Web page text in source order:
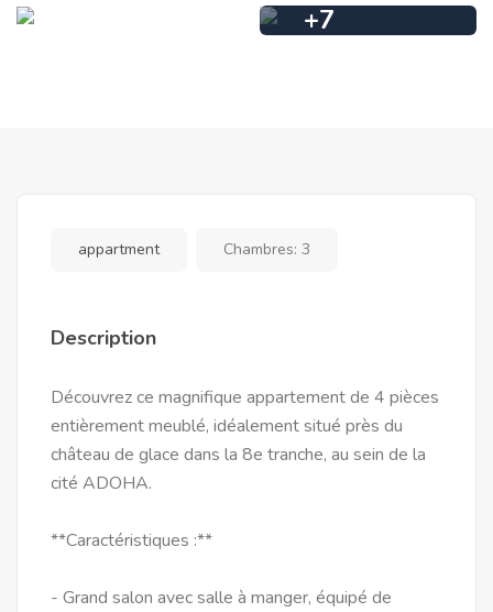
+7
appartment Chambres: 3
Description
Découvrez ce magnifique appartement de 4 pièces
entièrement meublé, idéalement situé près du
château de glace dans la 8e tranche, au sein de la
cité ADOHA.
**Caractéristiques :**
- Grand salon avec salle à manger, équipé de